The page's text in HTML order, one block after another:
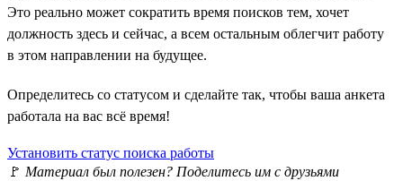
Это реально может сократить время поисков тем, хочет
должность здесь и сейчас, а всем остальным облегчит работу
в этом направлении на будущее.
Определитесь со статусом и сделайте так, чтобы ваша анкета
работала на вас всё время!
Установить статус поиска работы
🚩 Материал был полезен? Поделитесь им с друзьями